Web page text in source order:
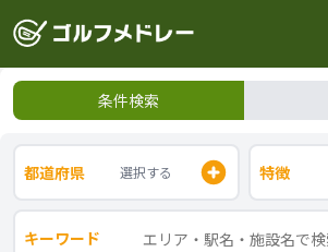
条件検索
都道府県 選択する 特徴
キーワード